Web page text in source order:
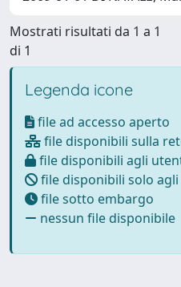
Mostrati risultati da 1 a 1
di 1
Legenda icone
file ad accesso aperto
file disponibili sulla
file disponibili agli
file disponibili solo
file sotto embargo
nessun file disponibile